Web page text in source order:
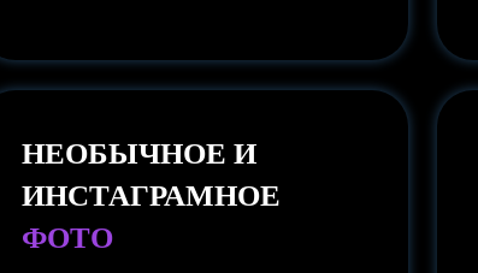
НЕОБЫЧНОЕ И
ИНСТАГРАМНОЕ
ФОТО